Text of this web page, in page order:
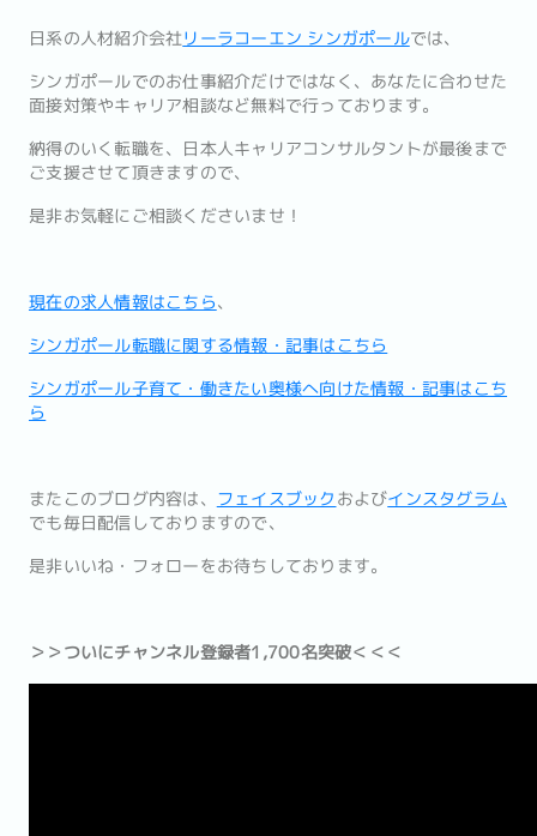
日系の人材紹介会社リーラコーエン シンガポールでは、
シンガポールでのお仕事紹介だけではなく、あなたに合わせた
面接対策やキャリア相談など無料で行っております。
納得のいく転職を、日本人キャリアコンサルタントが最後まで
ご支援させて頂きますので、
是非お気軽にご相談くださいませ！
現在の求人情報はこちら、
シンガポール転職に関する情報・記事はこちら
シンガポール子育て・働きたい奥様へ向けた情報・記事はこち
ら
またこのブログ内容は、 フェイスブック およびインスタグラム
でも毎日配信しておりますので、
是非いいね・フォローをお待ちしております。
＞＞ついにチャンネル登録者1,700名突破＜＜＜